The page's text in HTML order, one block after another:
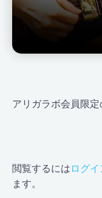
アリガラボ会員限定
閲覧するには ログイ
ます。